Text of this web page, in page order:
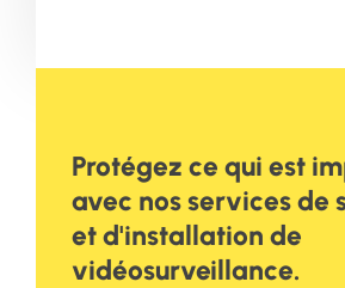
Protégez ce qui est
avec nos services de
et d'installation de
vidéosurveillance.